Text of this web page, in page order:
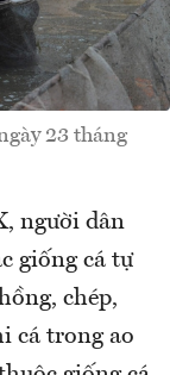
23 tháng
người dân
giống cá tự
chép,
cá trong ao